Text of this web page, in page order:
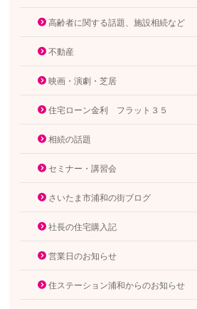
高齢者に関する話題、施設相続など
不動産
映画・演劇・芝居
住宅ローン金利 フラット３５
相続の話題
セミナー・講習会
さいたま市浦和の街ブログ
社長の住宅購入記
営業日のお知らせ
住ステーション浦和からのお知らせ